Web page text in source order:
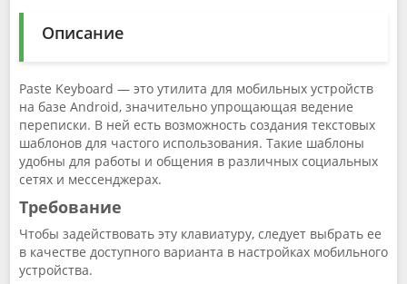
Описание
Paste Keyboard — это утилита для мобильных устройств
на базе Android, значительно упрощающая ведение
переписки. В ней есть возможность создания текстовых
шаблонов для частого использования. Такие шаблоны
удобны для работы и общения в различных социальных
сетях и мессенджерах.
Требование
Чтобы задействовать эту клавиатуру, следует выбрать ее
в качестве доступного варианта в настройках мобильного
устройства.